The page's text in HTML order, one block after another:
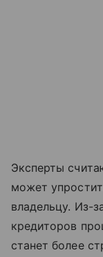
Эксперты
может
владельцу. Из-
кредиторов
станет более